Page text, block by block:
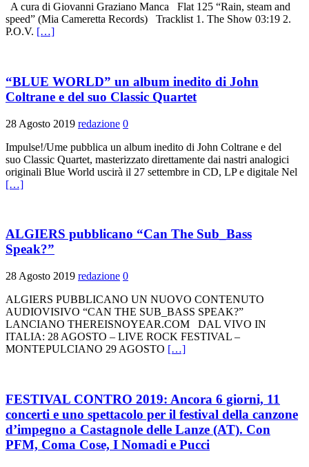
A cura di Giovanni Graziano Manca Flat 125 “Rain, steam and
speed” (Mia Cameretta Records) Tracklist 1. The Show 03:19 2.
P.O.V. […]
“BLUE WORLD” un album inedito di John
Coltrane e del suo Classic Quartet
28 Agosto 2019 redazione 0
Impulse!/Ume pubblica un album inedito di John Coltrane e del
suo Classic Quartet, masterizzato direttamente dai nastri analogici
originali Blue World uscirà il 27 settembre in CD, LP e digitale Nel
[…]
ALGIERS pubblicano “Can The Sub_Bass
Speak?”
28 Agosto 2019 redazione 0
ALGIERS PUBBLICANO UN NUOVO CONTENUTO
AUDIOVISIVO “CAN THE SUB_BASS SPEAK?”
LANCIANO THEREISNOYEAR.COM DAL VIVO IN
ITALIA: 28 AGOSTO – LIVE ROCK FESTIVAL –
MONTEPULCIANO 29 AGOSTO […]
FESTIVAL CONTRO 2019: Ancora 6 giorni, 11
concerti e uno spettacolo per il festival della canzone
d’impegno a Castagnole delle Lanze (AT). Con
PFM, Coma Cose, I Nomadi e Pucci